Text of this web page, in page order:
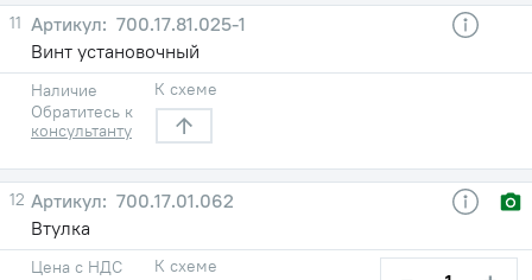
11
700.17.81.025-1
Винт установочный
Наличие
Обратитесь к
консультанту
К схеме
12
700.17.01.062
Втулка
Цена с НДС К схеме